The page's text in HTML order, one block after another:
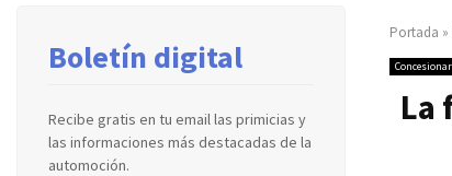
Portada »
La
Boletín digital
Recibe gratis en tu email las primicias y
las informaciones más destacadas de la
automoción.